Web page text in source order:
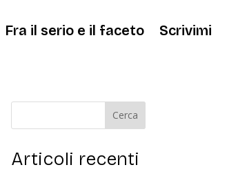
Fra il serio e il faceto Scrivimi
Articoli recenti